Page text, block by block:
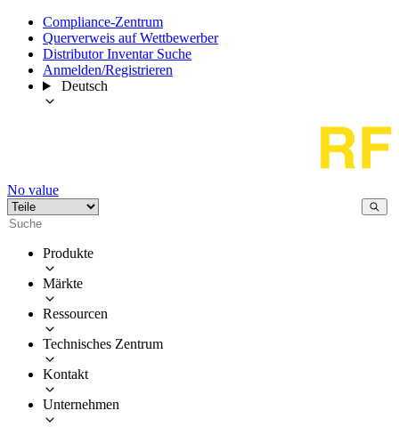
Compliance-Zentrum
Querverweis auf Wettbewerber
Distributor Inventar Suche
Anmelden/Registrieren
Deutsch
No value
Produkte
Märkte
Ressourcen
Technisches Zentrum
Kontakt
Unternehmen